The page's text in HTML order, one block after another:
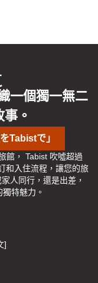
Tabistで」
一個獨一無二
。
館， Tabist 吹噓超過
和入住流程，讓您的旅
人同行，還是出差，
特魅力。
]